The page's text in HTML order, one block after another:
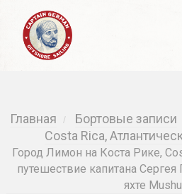
Главная / Бортовые записи
Costa Rica,
Город Лимон на Коста Рике,
путешествие капитана Сергея
яхте